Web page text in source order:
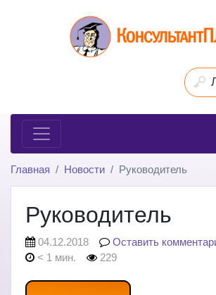
Главная Новости Руководитель
Руководитель
04.12.2018
Оставить
< 1 мин.
229